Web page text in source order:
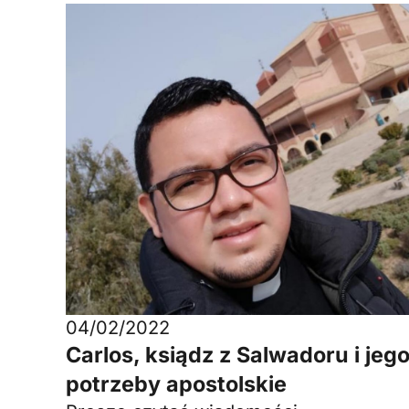
04/02/2022
Carlos, ksiądz z Salwadoru i jego
potrzeby apostolskie